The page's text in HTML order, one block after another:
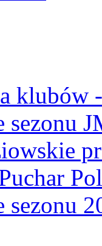
klubów
sezonu
sezonu